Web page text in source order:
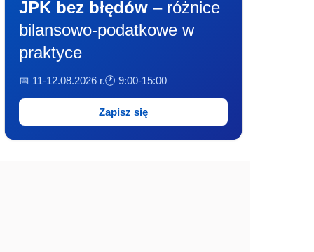
JPK bez błędów – różnice
bilansowo-podatkowe w
praktyce
📅 11-12.08.2026 r.🕐 9:00-15:00
Zapisz się